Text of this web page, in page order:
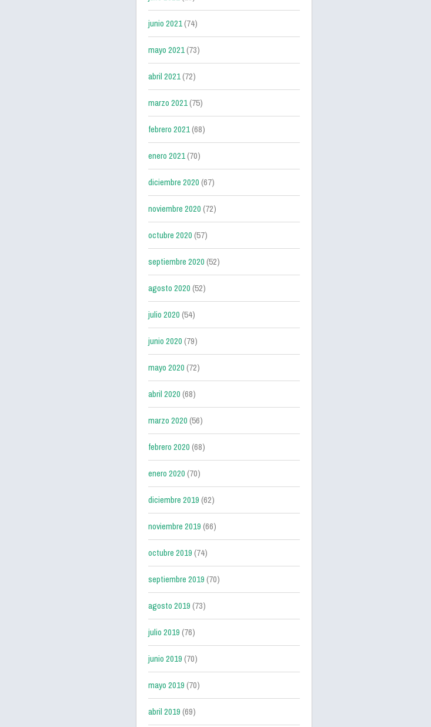
junio 2021(74)
mayo 2021(73)
abril 2021(72)
marzo 2021(75)
febrero 2021(68)
enero 2021(70)
diciembre 2020(67)
noviembre 2020(72)
octubre 2020(57)
septiembre 2020(52)
agosto 2020(52)
julio 2020(54)
junio 2020(79)
mayo 2020(72)
abril 2020(68)
marzo 2020(56)
febrero 2020(68)
enero 2020(70)
diciembre 2019(62)
noviembre 2019(66)
octubre 2019(74)
septiembre 2019(70)
agosto 2019(73)
julio 2019(76)
junio 2019(70)
mayo 2019(70)
abril 2019(69)